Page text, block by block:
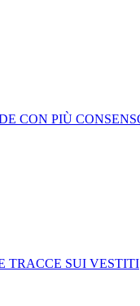
CON PIÙ
TRACCE SUI VESTITI